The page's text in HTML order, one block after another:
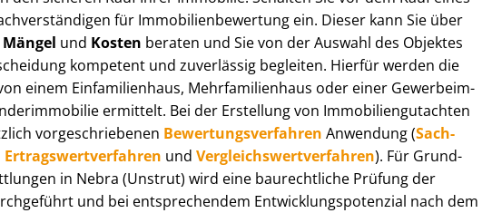
für Im­mo­bi­li­en­be­wer­tung ein. Dieser kann Sie über
und Kosten beraten und Sie von der Auswahl des Objektes
kompetent und zuverlässig begleiten. Hierfür werden die
einem Einfamilienhaus, Mehr­fa­mi­li­en­haus oder einer Ge­wer­be­im­
ermittelt. Bei der Erstellung von Im­mo­bi­li­en­gut­ach­ten
vor­ge­schrie­be­nen Be­wer­tungs­ver­fah­ren Anwendung (Sach­
Er­trags­wert­ver­fah­ren und Ver­gleichs­wert­ver­fah­ren). Für Grund­
in Nebra (Unstrut) wird eine baurechtliche Prüfung der
und bei entsprechendem Ent­wick­lungs­po­ten­zi­al nach dem